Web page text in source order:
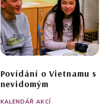
Povídání o Vietnamu s
nevidomým
KALENDÁŘ AKCÍ